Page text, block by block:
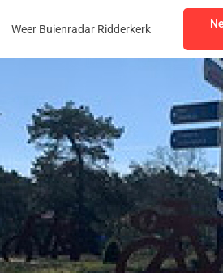
Weer Buienradar Ridderkerk